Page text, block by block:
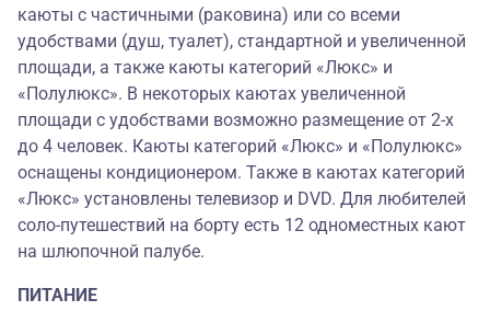
каюты с частичными (раковина) или со всеми
удобствами (душ, туалет), стандартной и увеличенной
площади, а также каюты категорий «Люкс» и
«Полулюкс». В некоторых каютах увеличенной
площади с удобствами возможно размещение от 2-х
до 4 человек. Каюты категорий «Люкс» и «Полулюкс»
оснащены кондиционером. Также в каютах категорий
«Люкс» установлены телевизор и DVD. Для любителей
соло-путешествий на борту есть 12 одноместных кают
на шлюпочной палубе.
ПИТАНИЕ